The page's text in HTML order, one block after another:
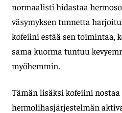
normaalisti hidastaa
väsymyksen tunnetta
kofeiini estää sen toimintaa,
sama kuorma tuntuu
myöhemmin.
Tämän lisäksi kofeiini
hermolihasjärjestelmän